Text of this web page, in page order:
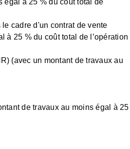
cadre d'un contrat de vente
à 25 % du coût total de l’opération
(avec un montant de travaux au
de travaux au moins égal à 25